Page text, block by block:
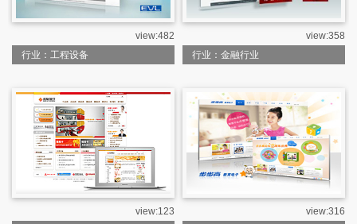
view:482
行业：工程设备
view:358
行业：金融行业
view:123
view:316